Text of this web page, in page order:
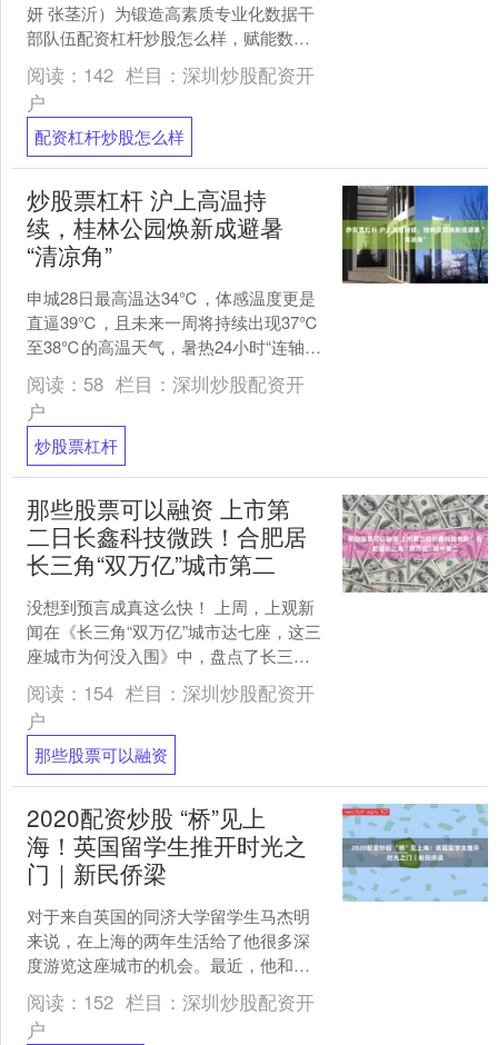
妍 张茎沂）为锻造高素质专业化数据干
部队伍配资杠杆炒股怎么样，赋能数字
长沙高质量发展，7月29日下午，2026年
长沙市数....
阅读： 142 栏目： 深圳炒股配资开
户
配资杠杆炒股怎么样
炒股票杠杆 沪上高温持
续，桂林公园焕新成避暑
“清凉角”
申城28日最高温达34℃，体感温度更是
直逼39℃，且未来一周将持续出现37℃
至38℃的高温天气，暑热24小时“连轴
转”。阔别一年的桂林公园于7月24日重新
敞开学....
阅读： 58 栏目： 深圳炒股配资开
户
炒股票杠杆
那些股票可以融资 上市第
二日长鑫科技微跌！合肥居
长三角“双万亿”城市第二
没想到预言成真这么快！ 上周，上观新
闻在《长三角“双万亿”城市达七座，这三
座城市为何没入围》中，盘点了长三角
的“双万亿”城市，彼时合肥上市企业市值
仅位于长三角第....
阅读： 154 栏目： 深圳炒股配资开
户
那些股票可以融资
2020配资炒股 “桥”见上
海！英国留学生推开时光之
门｜新民侨梁
对于来自英国的同济大学留学生马杰明
来说，在上海的两年生活给了他很多深
度游览这座城市的机会。最近，他和朋
友小臧一起踏上了苏州河桥梁之旅，顺
着流动的河水，推开了一扇....
阅读： 152 栏目： 深圳炒股配资开
户